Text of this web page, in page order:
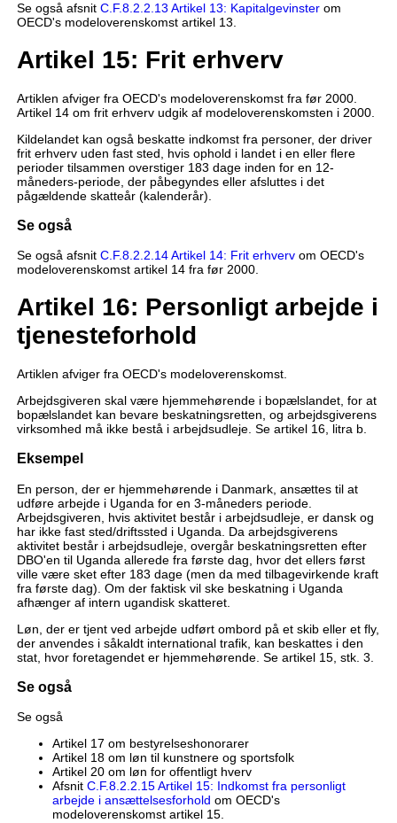
Se også afsnit C.F.8.2.2.13 Artikel 13: Kapitalgevinsterom
OECD's modeloverenskomst artikel 13.
Artikel 15: Frit erhverv
Artiklen afviger fra OECD's modeloverenskomst fra før 2000.
Artikel 14 om frit erhverv udgik af modeloverenskomsten i 2000.
Kildelandet kan også beskatte indkomst fra personer, der driver
frit erhverv uden fast sted, hvis ophold i landet i en eller flere
perioder tilsammen overstiger 183 dage inden for en 12-
måneders-periode, der påbegyndes eller afsluttes i det
pågældende skatteår (kalenderår).
Se også
Se også afsnit C.F.8.2.2.14 Artikel 14: Frit erhvervom OECD's
modeloverenskomst artikel 14 fra før 2000.
Artikel 16: Personligt arbejde i
tjenesteforhold
Artiklen afviger fra OECD's modeloverenskomst.
Arbejdsgiveren skal være hjemmehørende i bopælslandet, for at
bopælslandet kan bevare beskatningsretten, og arbejdsgiverens
virksomhed må ikke bestå i arbejdsudleje. Se artikel 16, litra b.
Eksempel
En person, der er hjemmehørende i Danmark, ansættes til at
udføre arbejde i Uganda for en 3-måneders periode.
Arbejdsgiveren, hvis aktivitet består i arbejdsudleje, er dansk og
har ikke fast sted/driftssted i Uganda. Da arbejdsgiverens
aktivitet består i arbejdsudleje, overgår beskatningsretten efter
DBO'en til Uganda allerede fra første dag, hvor det ellers først
ville være sket efter 183 dage (men da med tilbagevirkende kraft
fra første dag). Om der faktisk vil ske beskatning i Uganda
afhænger af intern ugandisk skatteret.
Løn, der er tjent ved arbejde udført ombord på et skib eller et fly,
der anvendes i såkaldt international trafik, kan beskattes i den
stat, hvor foretagendet er hjemmehørende. Se artikel 15, stk. 3.
Se også
Se også
Artikel 17 om bestyrelseshonorarer
Artikel 18 om løn til kunstnere og sportsfolk
Artikel 20 om løn for offentligt hverv
Afsnit C.F.8.2.2.15 Artikel 15: Indkomst fra personligt
arbejde i ansættelsesforhold om OECD's
modeloverenskomst artikel 15.